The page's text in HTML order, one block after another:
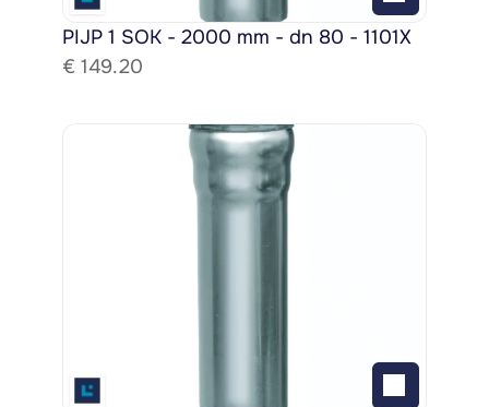
PIJP 1 SOK - 2000 mm - dn 80 - 1101X
€ 149.20